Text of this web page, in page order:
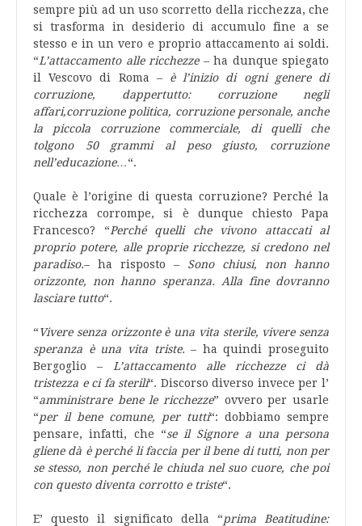
sempre più ad un uso scorretto della ricchezza, che
si trasforma in desiderio di accumulo fine a se
stesso e in un vero e proprio attaccamento ai soldi.
“L’attaccamento alle ricchezze– ha dunque spiegato
il Vescovo di Roma –è l’inizio di ogni genere di
corruzione, dappertutto: corruzione negli
affari,corruzione politica, corruzione personale, anche
la piccola corruzione commerciale, di quelli che
tolgono 50 grammi al peso giusto, corruzione
nell’educazione…“.
Quale è l’origine di questa corruzione? Perché la
ricchezza corrompe, si è dunque chiesto Papa
Francesco? “Perché quelli che vivono attaccati al
proprio potere, alle proprie ricchezze, si credono nel
paradiso.– ha risposto – Sono chiusi, non hanno
orizzonte, non hanno speranza. Alla fine dovranno
lasciare tutto“.
“Vivere senza orizzonte è una vita sterile, vivere senza
speranza è una vita triste. – ha quindi proseguito
Bergoglio – L’attaccamento alle ricchezze ci dà
tristezza e ci fa sterili“. Discorso diverso invece per l’
“amministrare bene le ricchezze” ovvero per usarle
“per il bene comune, per tutti“: dobbiamo sempre
pensare, infatti, che “se il Signore a una persona
gliene dà è perché li faccia per il bene di tutti, non per
se stesso, non perché le chiuda nel suo cuore, che poi
con questo diventa corrotto e triste“.
E’ questo il significato della “prima Beatitudine: